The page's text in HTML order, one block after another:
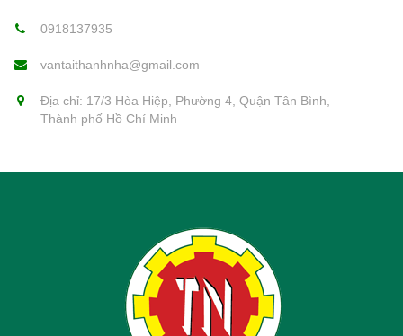
0918137935
vantaithanhnha@gmail.com
Địa chỉ: 17/3 Hòa Hiệp, Phường 4, Quận Tân Bình,
Thành phố Hồ Chí Minh